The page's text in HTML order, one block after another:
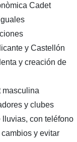
Cadet
y Castellón
y creación de
masculina
y clubes
lluvias, con teléfono
y evitar